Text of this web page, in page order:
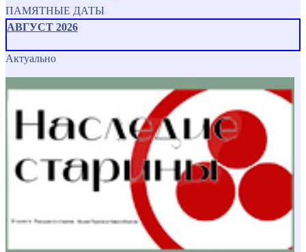
ПАМЯТНЫЕ ДАТЫ
АВГУСТ 2026
Актуально